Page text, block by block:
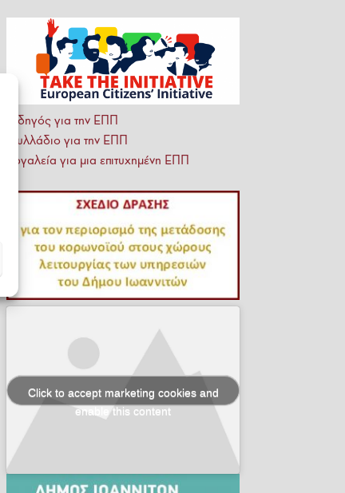
Οδηγός για την ΕΠΠ
Φυλλάδιο για την ΕΠΠ
Εργαλεία για μια επιτυχημένη ΕΠΠ
Click to accept marketing cookies and
enable this content